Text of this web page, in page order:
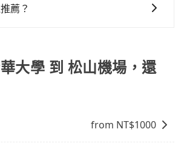
地點仍有段距離，在遇到下雨天或者
公司所提供的機場接送優惠次數都有
，並且充分利用您的信用卡優惠服
薦？
同步提供共乘服務，讓客戶有更經
的服務，更適合滿足不同需求的旅
大學 到 松山機場，還
from NT$1000